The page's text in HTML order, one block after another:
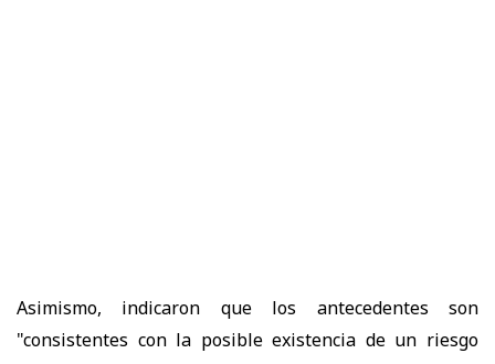
Asimismo, indicaron que los antecedentes son
"consistentes con la posible existencia de un riesgo